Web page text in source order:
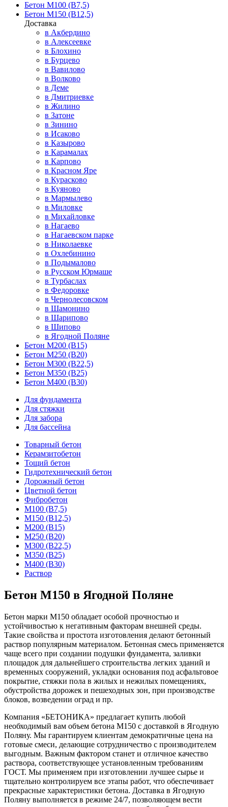
Бетон М100 (В7,5)
Бетон М150 (В12,5)
Доставка
в Акбердино
в Алексеевке
в Блохино
в Бурцево
в Вавилово
в Волково
в Деме
в Дмитриевке
в Жилино
в Затоне
в Зинино
в Исаково
в Казырово
в Карамалах
в Карпово
в Красном Яре
в Курасково
в Куяново
в Мармылево
в Миловке
в Михайловке
в Нагаево
в Нагаевском парке
в Николаевке
в Охлебинино
в Подымалово
в Русском Юрмаше
в Турбаслах
в Федоровке
в Чернолесовском
в Шамонино
в Шарипово
в Шипово
в Ягодной Поляне
Бетон М200 (В15)
Бетон М250 (В20)
Бетон М300 (В22,5)
Бетон М350 (В25)
Бетон М400 (В30)
Для фундамента
Для стяжки
Для забора
Для бассейна
Товарный бетон
Керамзитобетон
Тощий бетон
Гидротехнический бетон
Дорожный бетон
Цветной бетон
Фибробетон
М100 (В7,5)
М150 (В12,5)
М200 (В15)
М250 (В20)
М300 (В22,5)
М350 (В25)
М400 (В30)
Раствор
Бетон М150 в Ягодной Поляне
Бетон марки М150 обладает особой прочностью и
устойчивостью к негативным факторам внешней среды.
Такие свойства и простота изготовления делают бетонный
раствор популярным материалом. Бетонная смесь применяется
чаще всего при создании подушки фундамента, заливки
площадок для дальнейшего строительства легких зданий и
временных сооружений, укладки основания под асфальтовое
покрытие, стяжки пола в жилых и нежилых помещениях,
обустройства дорожек и пешеходных зон, при производстве
блоков, возведении оград и пр.
Компания «БЕТОНИКА» предлагает купить любой
необходимый вам объем бетона М150 с доставкой в Ягодную
Поляну. Мы гарантируем клиентам демократичные цена на
готовые смеси, делающие сотрудничество с производителем
выгодным. Важным фактором станет и отличное качество
раствора, соответствующее установленным требованиям
ГОСТ. Мы применяем при изготовлении лучшее сырье и
тщательно контролируем все этапы работ, что обеспечивает
прекрасные характеристики бетона. Доставка в Ягодную
Поляну выполняется в режиме 24/7, позволяющем вести